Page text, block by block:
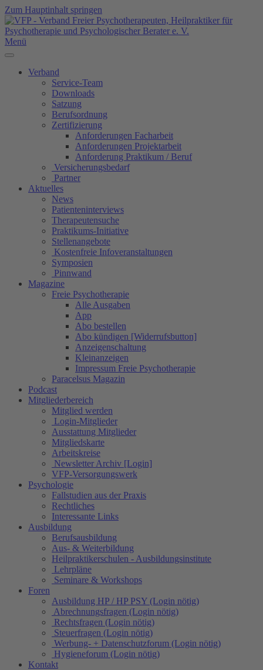
Zum Hauptinhalt springen
Menü
Verband
Service-Team
Downloads
Satzung
Berufsordnung
Zertifizierung
Anforderungen Facharbeit
Anforderungen Projektarbeit
Anforderung Praktikum / Beruf
Versicherungsbedarf
Partner
Aktuelles
News
Patienteninterviews
Therapeutensuche
Praktikums-Initiative
Stellenangebote
Kostenfreie Infoveranstaltungen
Symposien
Pinnwand
Magazine
Freie Psychotherapie
Alle Ausgaben
App
Abo bestellen
Abo kündigen [Widerrufsbutton]
Anzeigenschaltung
Kleinanzeigen
Impressum Freie Psychotherapie
Paracelsus Magazin
Podcast
Mitgliederbereich
Mitglied werden
Login-Mitglieder
Ausstattung Mitglieder
Mitgliedskarte
Arbeitskreise
Newsletter Archiv [Login]
VFP-Versorgungswerk
Psychologie
Fallstudien aus der Praxis
Rechtliches
Interessante Links
Ausbildung
Berufsausbildung
Aus- & Weiterbildung
Heilpraktikerschulen - Ausbildungsinstitute
Lehrpläne
Seminare & Workshops
Foren
Ausbildung HP / HP PSY (Login nötig)
Abrechnungsfragen (Login nötig)
Rechtsfragen (Login nötig)
Steuerfragen (Login nötig)
Werbung- + Datenschutzforum (Login nötig)
Hygieneforum (Login nötig)
Kontakt